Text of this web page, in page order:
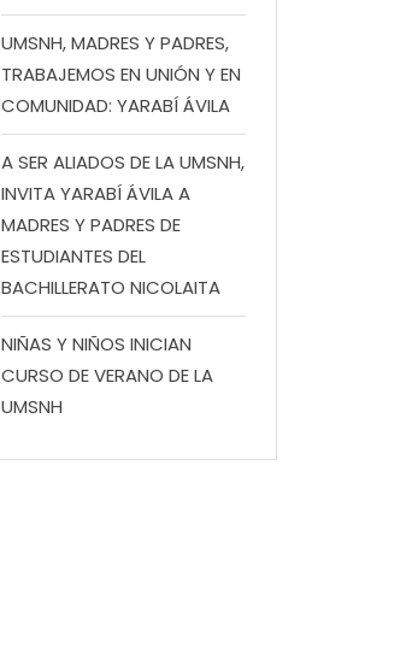
UMSNH, MADRES Y PADRES,
TRABAJEMOS EN UNIÓN Y EN
COMUNIDAD: YARABÍ ÁVILA
A SER ALIADOS DE LA UMSNH,
INVITA YARABÍ ÁVILA A
MADRES Y PADRES DE
ESTUDIANTES DEL
BACHILLERATO NICOLAITA
NIÑAS Y NIÑOS INICIAN
CURSO DE VERANO DE LA
UMSNH